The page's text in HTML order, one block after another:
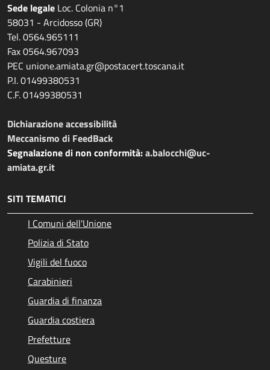
Sede legale Loc. Colonia n°1
58031 - Arcidosso (GR)
Tel. 0564.965111
Fax 0564.967093
PEC unione.amiata.gr@postacert.toscana.it
P.I. 01499380531
C.F. 01499380531
Dichiarazione accessibilità
Meccanismo di FeedBack
Segnalazione di non conformità:a.balocchi@uc-
amiata.gr.it
SITI TEMATICI
I Comuni dell'Unione
Polizia di Stato
Vigili del fuoco
Carabinieri
Guardia di finanza
Guardia costiera
Prefetture
Questure